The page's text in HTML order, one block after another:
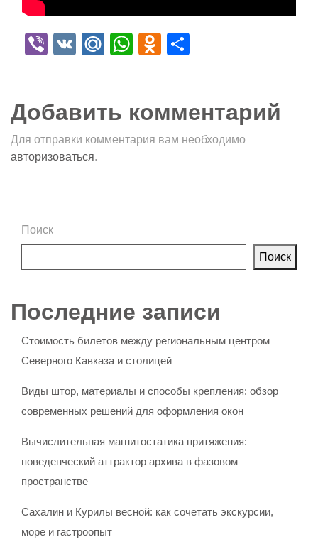
Viber
VK Mail.Ru
WhatsApp
Odnoklassniki
Добавить комментарий
Для отправки комментария вам необходимо
авторизоваться.
Поиск
Поиск
Последние записи
Стоимость билетов между региональным центром
Северного Кавказа и столицей
Виды штор, материалы и способы крепления: обзор
современных решений для оформления окон
Вычислительная магнитостатика притяжения:
поведенческий аттрактор архива в фазовом
пространстве
Сахалин и Курилы весной: как сочетать экскурсии,
море и гастроопыт